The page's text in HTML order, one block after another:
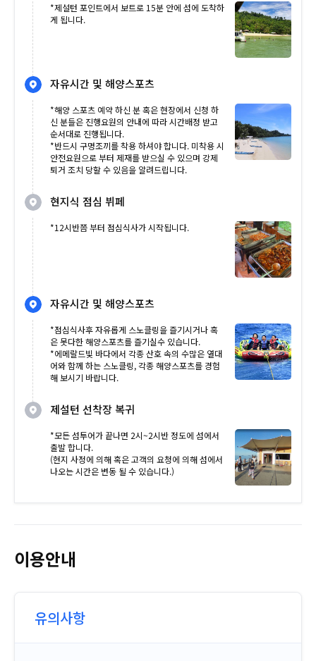
*제설턴 포인트에서 보트로 15분 안에 섬에 도착하
게 됩니다.
자유시간 및 해양스포츠
*해양 스포츠 예약 하신 분 혹은 현장에서 신청 하
신 분들은 진행요원의 안내에 따라 시간배정 받고
순서대로 진행됩니다.
*반드시 구명조끼를 착용 하셔야 합니다. 미착용 시
안전요원으로 부터 제재를 받으실 수 있으며 강제
퇴거 조치 당할 수 있음을 알려드립니다.
현지식 점심 뷔페
*12시반쯤 부터 점심식사가 시작됩니다.
자유시간 및 해양스포츠
*점심식사후 자유롭게 스노클링을 즐기시거나 혹
은 못다한 해양스포츠를 즐기실수 있습니다.
*에메랄드빛 바다에서 각종 산호 속의 수많은 열대
어와 함께 하는 스노클링, 각종 해양스포츠를 경험
해 보시기 바랍니다.
제설턴 선착장 복귀
*모든 섬투어가 끝나면 2시~2시반 정도에 섬에서
출발 합니다.
(현지 사정에 의해 혹은 고객의 요청에 의해 섬에서
나오는 시간은 변동 될 수 있습니다.)
이용안내
유의사항